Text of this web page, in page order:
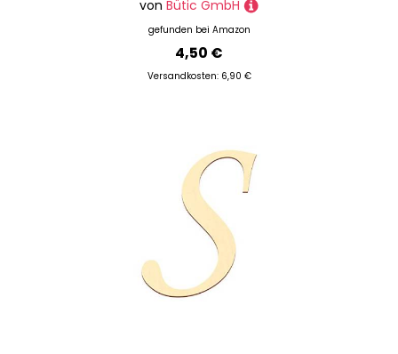
von Bütic GmbH
gefunden bei Amazon
4,50 €
Versandkosten: 6,90 €